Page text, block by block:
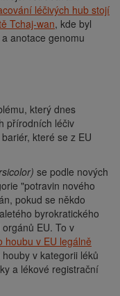
léčivých hub stojí
Tchaj-wan, kde byl
anotace genomu
který dnes
přírodních léčiv
které se z EU
se podle nových
"potravin nového
pokud se někdo
byrokratického
EU. To v
houbu v EU legálně
v kategorii léků
a lékové registrační